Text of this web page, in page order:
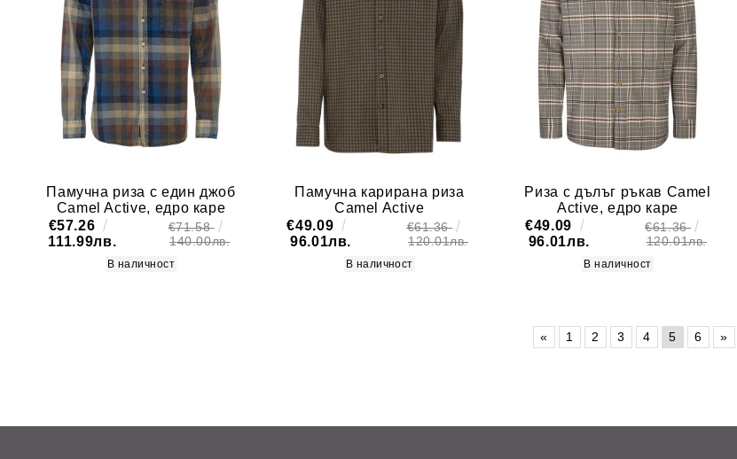
Памучна риза с един джоб
Camel Active, едро каре
€57.26
111.99лв.
€71.58
140.00лв.
В наличност
Памучна карирана риза
Camel Active
€49.09
96.01лв.
€61.36
120.01лв.
В наличност
Риза с дълъг ръкав Camel
Active, едро каре
€49.09
96.01лв.
€61.36
120.01лв.
В наличност
« 1 2 3 4 5 6 »